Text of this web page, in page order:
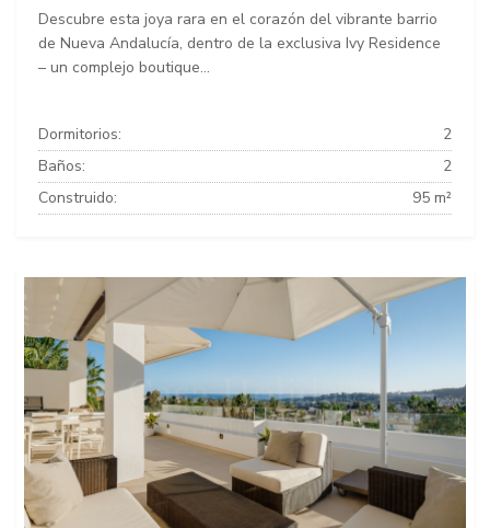
Descubre esta joya rara en el corazón del vibrante barrio
de Nueva Andalucía, dentro de la exclusiva Ivy Residence
– un complejo boutique...
Dormitorios:
2
Baños:
2
Construido:
95 m²